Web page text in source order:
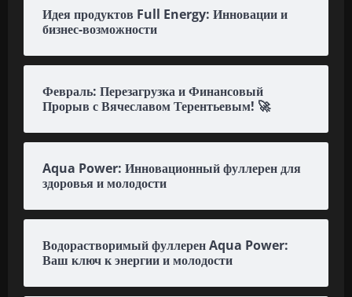
Идея продуктов Full Energy: Инновации и
бизнес-возможности
Февраль: Перезагрузка и Финансовый
Прорыв с Вячеславом Терентьевым! 🚀
Aqua Power: Инновационный фуллерен для
здоровья и молодости
Водорастворимый фуллерен Aqua Power:
Ваш ключ к энергии и молодости